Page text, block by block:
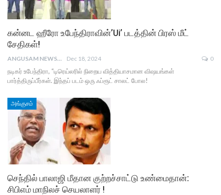
கன்னட ஹீரோ உபேந்திராவின்’Ui’ படத்தின் பிரஸ் மீட்
சேதிகள்!
ANGUSAM NEWS Dec 18, 2024 0
நடிகர் உபேந்திரா, “டிரெய்லரில் நிறைய வித்தியாசமான விஷயங்கள்
பார்த்திருப்பீர்கள். இந்தப் படம் ஒரு ஃப்ரூட் சாலட் போல!
அங்குசம்
செந்தில் பாலாஜி மீதான குற்றச்சாட்டு உண்மைதான்:
சிபிஎம் மாநிலச் செயலாளர் !